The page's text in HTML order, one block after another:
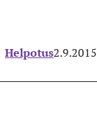
Helpotus2.9.2015